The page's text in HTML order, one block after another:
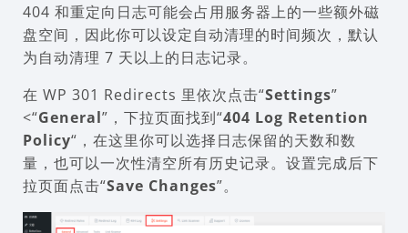
404 和重定向日志可能会占用服务器上的一些额外磁
盘空间，因此你可以设定自动清理的时间频次，默认
为自动清理 7 天以上的日志记录。
在 WP 301 Redirects 里依次点击“Settings”
<“General”，下拉页面找到“404 Log Retention
Policy“，在这里你可以选择日志保留的天数和数
量，也可以一次性清空所有历史记录。设置完成后下
拉页面点击“Save Changes”。